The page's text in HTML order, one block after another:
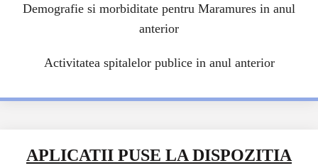
Demografie si morbiditate pentru Maramures in anul
anterior
Activitatea spitalelor publice in anul anterior
APLICATII PUSE LA DISPOZITIA